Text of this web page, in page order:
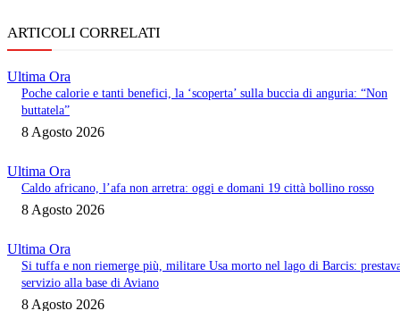
ARTICOLI CORRELATI
Ultima Ora
Poche calorie e tanti benefici, la ‘scoperta’ sulla buccia di anguria: “Non
buttatela”
8 Agosto 2026
Ultima Ora
Caldo africano, l’afa non arretra: oggi e domani 19 città bollino rosso
8 Agosto 2026
Ultima Ora
Si tuffa e non riemerge più, militare Usa morto nel lago di Barcis:
servizio alla base di Aviano
8 Agosto 2026